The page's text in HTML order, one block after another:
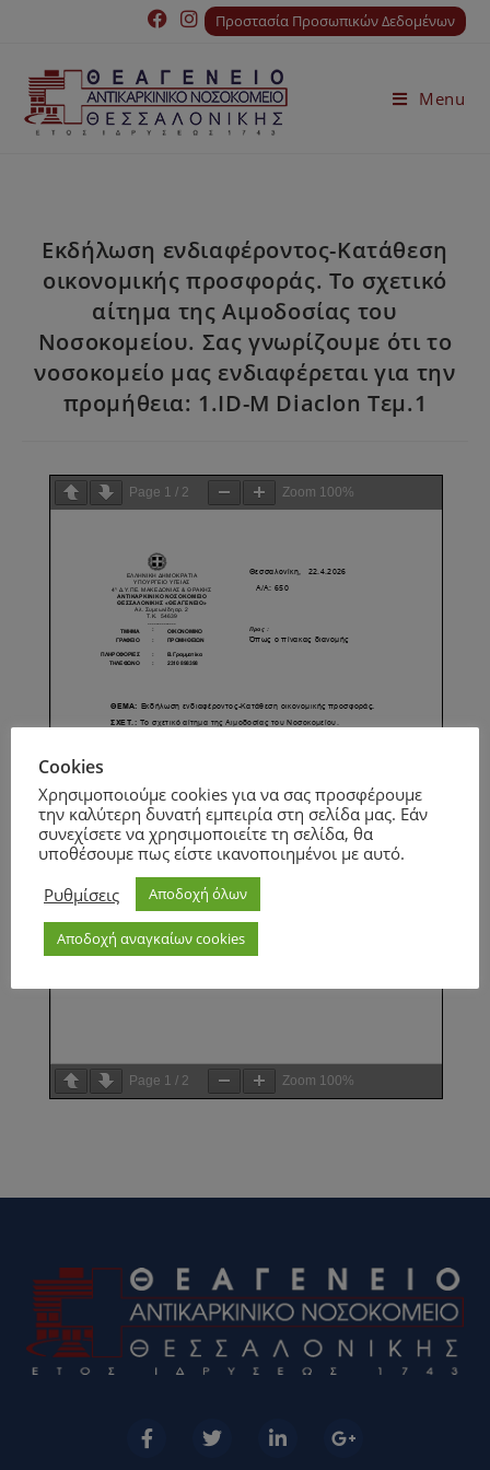
Προστασία Προσωπικών Δεδομένων
Menu
Εκδήλωση ενδιαφέροντος-Κατάθεση
οικονομικής προσφοράς. Το σχετικό
αίτημα της Αιμοδοσίας του
Νοσοκομείου. Σας γνωρίζουμε ότι το
νοσοκομείο μας ενδιαφέρεται για την
προμήθεια: 1.ID-M Diaclon Τεμ.1
Page 1 / 2 Zoom 100%
Page 1 / 2 Zoom 100%
Cookies
Χρησιμοποιούμε cookies για να σας προσφέρουμε
την καλύτερη δυνατή εμπειρία στη σελίδα μας. Εάν
συνεχίσετε να χρησιμοποιείτε τη σελίδα, θα
υποθέσουμε πως είστε ικανοποιημένοι με αυτό.
Ρυθμίσεις
Αποδοχή όλων
Αποδοχή αναγκαίων cookies